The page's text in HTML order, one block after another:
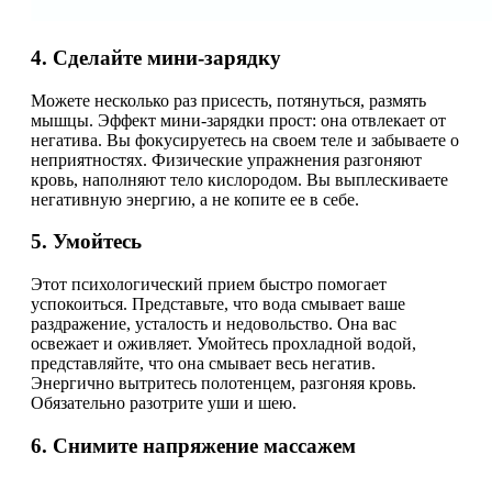
4. Сделайте мини-зарядку
Можете несколько раз присесть, потянуться, размять
мышцы. Эффект мини-зарядки прост: она отвлекает от
негатива. Вы фокусируетесь на своем теле и забываете о
неприятностях. Физические упражнения разгоняют
кровь, наполняют тело кислородом. Вы выплескиваете
негативную энергию, а не копите ее в себе.
5. Умойтесь
Этот психологический прием быстро помогает
успокоиться. Представьте, что вода смывает ваше
раздражение, усталость и недовольство. Она вас
освежает и оживляет. Умойтесь прохладной водой,
представляйте, что она смывает весь негатив.
Энергично вытритесь полотенцем, разгоняя кровь.
Обязательно разотрите уши и шею.
6. Снимите напряжение массажем